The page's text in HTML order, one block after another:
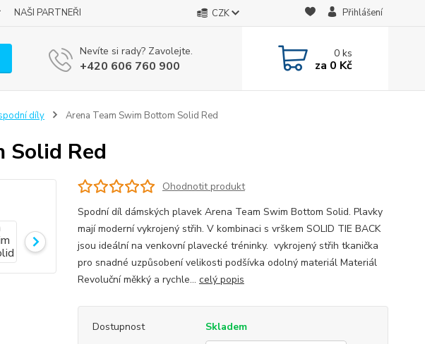
NAŠI PARTNEŘI CZK Přihlášení
Nevíte si rady? Zavolejte.
+420 606 760 900
0ks
za 0 Kč
díly Arena Team Swim Bottom Solid Red
Solid Red
Ohodnotit produkt
Spodní díl dámských plavek Arena Team Swim Bottom Solid. Plavky
mají moderní vykrojený střih. V kombinaci s vrškem SOLID TIE BACK
jsou ideální na venkovní plavecké tréninky. vykrojený střih tkanička
pro snadné uzpůsobení velikosti podšívka odolný materiál Materiál
Revoluční měkký a rychle... celý popis
Dostupnost
Skladem